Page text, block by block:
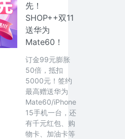
先！
SHOP++双11
送华为
Mate60！
订金99元膨胀
50倍，抵扣
5000元！签约
最高赠送华为
Mate60/iPhone
15手机一台，还
有千元红包、购
物卡、加油卡等